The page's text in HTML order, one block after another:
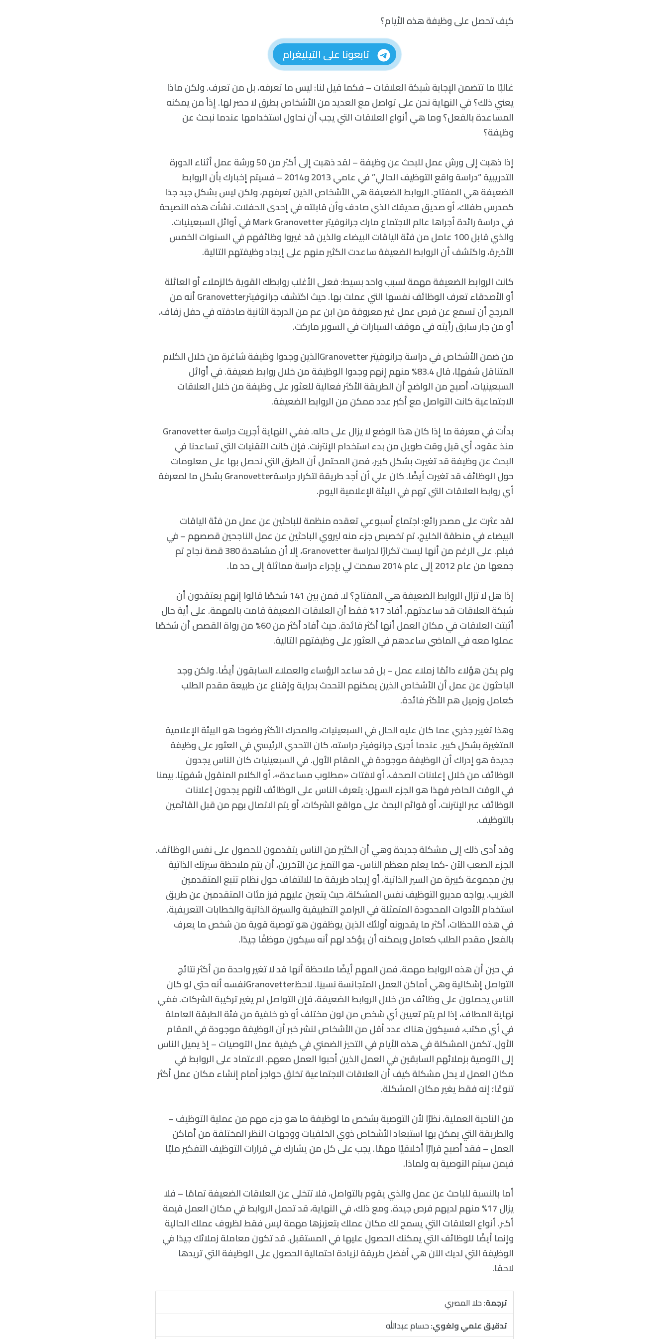
كيف تحصل على وظيفة هذه الأيام؟
تابعونا على التيليغرام
غالبًا ما تتضمن الإجابة شبكة العلاقات – فكما قيل لنا: ليس ما تعرفه، بل من تعرف. ولكن ماذا
يعني ذلك؟ في النهاية نحن على تواصل مع العديد من الأشخاص بطرق لا حصر لها. إذاً من يمكنه
المساعدة بالفعل؟ وما هي أنواع العلاقات التي يجب أن نحاول استخدامها عندما نبحث عن
وظيفة؟
إذا ذهبت إلى ورش عمل للبحث عن وظيفة – لقد ذهبت إلى أكثر من 50 ورشة عمل أثناء الدورة
التدريبية “دراسة واقع التوظيف الحالي” في عامي 2013 و2014 – فسيتم إخبارك بأن الروابط
الضعيفة هي المفتاح. الروابط الضعيفة هي الأشخاص الذين تعرفهم، ولكن ليس بشكل جيد جدًا
كمدرس طفلك، أو صديق صديقك الذي صادف وأن قابلته في إحدى الحفلات. نشأت هذه النصيحة
في دراسة رائدة أجراها عالم الاجتماع مارك جرانوفيتر Mark Granovetter في أوائل السبعينيات.
والذي قابل 100 عامل من فئة الياقات البيضاء والذين قد غيروا وظائفهم في السنوات الخمس
الأخيرة، واكتشف أن الروابط الضعيفة ساعدت الكثير منهم على إيجاد وظيفتهم التالية.
كانت الروابط الضعيفة مهمة لسبب واحد بسيط: فعلى الأغلب روابطك القوية كالزملاء أو العائلة
أو الأصدقاء تعرف الوظائف نفسها التي عملت بها. حيث اكتشف جرانوفيترGranovetter أنه من
المرجح أن تسمع عن فرص عمل غير معروفة من ابن عم من الدرجة الثانية صادفته في حفل زفاف،
أو من جار سابق رأيته في موقف السيارات في السوبر ماركت.
من ضمن الأشخاص في دراسة جرانوفيتر Granovetterالذين وجدوا وظيفة شاغرة من خلال الكلام
المتناقل شفهيًا، قال 83.4% منهم إنهم وجدوا الوظيفة من خلال روابط ضعيفة. في أوائل
السبعينيات، أصبح من الواضح أن الطريقة الأكثر فعالية للعثور على وظيفة من خلال العلاقات
الاجتماعية كانت التواصل مع أكبر عدد ممكن من الروابط الضعيفة.
بدأت في معرفة ما إذا كان هذا الوضع لا يزال على حاله. ففي النهاية أجريت دراسة Granovetter
منذ عقود، أي قبل وقت طويل من بدء استخدام الإنترنت. فإن كانت التقنيات التي تساعدنا في
البحث عن وظيفة قد تغيرت بشكل كبير، فمن المحتمل أن الطرق التي نحصل بها على معلومات
حول الوظائف قد تغيرت أيضًا. كان علي أن أجد طريقة لتكرار دراسةGranovetter بشكل ما لمعرفة
أي روابط العلاقات التي تهم في البيئة الإعلامية اليوم.
لقد عثرت على مصدر رائع: اجتماع أسبوعي تعقده منظمة للباحثين عن عمل من فئة الياقات
البيضاء في منطقة الخليج، تم تخصيص جزء منه ليروي الباحثين عن عمل الناجحين قصصهم – في
فيلم. على الرغم من أنها ليست تكرارًا لدراسة Granovetter، إلا أن مشاهدة 380 قصة نجاح تم
جمعها من عام 2012 إلى عام 2014 سمحت لي بإجراء دراسة مماثلة إلى حد ما.
إذًا هل لا تزال الروابط الضعيفة هي المفتاح؟ لا. فمن بين 141 شخصًا قالوا إنهم يعتقدون أن
شبكة العلاقات قد ساعدتهم، أفاد 17% فقط أن العلاقات الضعيفة قامت بالمهمة. على أية حال
أثبتت العلاقات في مكان العمل أنها أكثر فائدة. حيث أفاد أكثر من 60% من رواة القصص أن شخصًا
عملوا معه في الماضي ساعدهم في العثور على وظيفتهم التالية.
ولم يكن هؤلاء دائمًا زملاء عمل – بل قد ساعد الرؤساء والعملاء السابقون أيضًا. ولكن وجد
الباحثون عن عمل أن الأشخاص الذين يمكنهم التحدث بدراية وإقناع عن طبيعة مقدم الطلب
كعامل وزميل هم الأكثر فائدة.
وهذا تغيير جذري عما كان عليه الحال في السبعينيات، والمحرك الأكثر وضوحًا هو البيئة الإعلامية
المتغيرة بشكل كبير. عندما أجرى جرانوفيتر دراسته، كان التحدي الرئيسي في العثور على وظيفة
جديدة هو إدراك أن الوظيفة موجودة في المقام الأول. في السبعينيات كان الناس يجدون
الوظائف من خلال إعلانات الصحف، أو لافتات «مطلوب مساعدة»، أو الكلام المنقول شفهيًا. بيمنا
في الوقت الحاضر فهذا هو الجزء السهل: يتعرف الناس على الوظائف لأنهم يجدون إعلانات
الوظائف عبر الإنترنت، أو قوائم البحث على مواقع الشركات، أو يتم الاتصال بهم من قبل القائمين
بالتوظيف.
وقد أدى ذلك إلى مشكلة جديدة وهي أن الكثير من الناس يتقدمون للحصول على نفس الوظائف.
الجزء الصعب الآن -كما يعلم معظم الناس- هو التميز عن الآخرين، أن يتم ملاحظة سيرتك الذاتية
بين مجموعة كبيرة من السير الذاتية، أو إيجاد طريقة ما للالتفاف حول نظام تتبع المتقدمين
الغريب. يواجه مديرو التوظيف نفس المشكلة، حيث يتعين عليهم فرز مئات المتقدمين عن طريق
استخدام الأدوات المحدودة المتمثلة في البرامج التطبيقية والسيرة الذاتية والخطابات التعريفية.
في هذه اللحظات، أكثر ما يقدرونه أولئك الذين يوظفون هو توصية قوية من شخص ما يعرف
بالفعل مقدم الطلب كعامل ويمكنه أن يؤكد لهم أنه سيكون موظفًا جيدًا.
في حين أن هذه الروابط مهمة، فمن المهم أيضًا ملاحظة أنها قد لا تغير واحدة من أكثر نتائج
التواصل إشكالية وهي أماكن العمل المتجانسة نسبيًا. لاحظGranovetterنفسه أنه حتى لو كان
الناس يحصلون على وظائف من خلال الروابط الضعيفة، فإن التواصل لم يغير تركيبة الشركات. ففي
نهاية المطاف، إذا لم يتم تعيين أي شخص من لون مختلف أو ذو خلفية من فئة الطبقة العاملة
في أي مكتب، فسيكون هناك عدد أقل من الأشخاص لنشر خبر أن الوظيفة موجودة في المقام
الأول. تكمن المشكلة في هذه الأيام في التحيز الضمني في كيفية عمل التوصيات – إذ يميل الناس
إلى التوصية بزملائهم السابقين في العمل الذين أحبوا العمل معهم. الاعتماد على الروابط في
مكان العمل لا يحل مشكلة كيف أن العلاقات الاجتماعية تخلق حواجز أمام إنشاء مكان عمل أكثر
تنوعًا؛ إنه فقط يغير مكان المشكلة.
من الناحية العملية، نظرًا لأن التوصية بشخص ما لوظيفة ما هو جزء مهم من عملية التوظيف –
والطريقة التي يمكن بها استبعاد الأشخاص ذوي الخلفيات ووجهات النظر المختلفة من أماكن
العمل – فقد أصبح قرارًا أخلاقيًا مهمًا. يجب على كل من يشارك في قرارات التوظيف التفكير مليًا
فيمن سيتم التوصية به ولماذا.
أما بالنسبة للباحث عن عمل والذي يقوم بالتواصل، فلا تتخلى عن العلاقات الضعيفة تمامًا – فلا
يزال 17% منهم لديهم فرص جيدة. ومع ذلك، في النهاية، قد تحمل الروابط في مكان العمل قيمة
أكبر. أنواع العلاقات التي يسمح لك مكان عملك بتعزبزها مهمة ليس فقط لظروف عملك الحالية
وإنما أيضًا للوظائف التي يمكنك الحصول عليها في المستقبل. قد تكون معاملة زملائك جيدًا في
الوظيفة التي لديك الآن هي أفضل طريقة لزيادة احتمالية الحصول على الوظيفة التي تريدها
لاحقًا.
ترجمة:حلا المصري
تدقيق علمي ولغوي:حسام عبدالله